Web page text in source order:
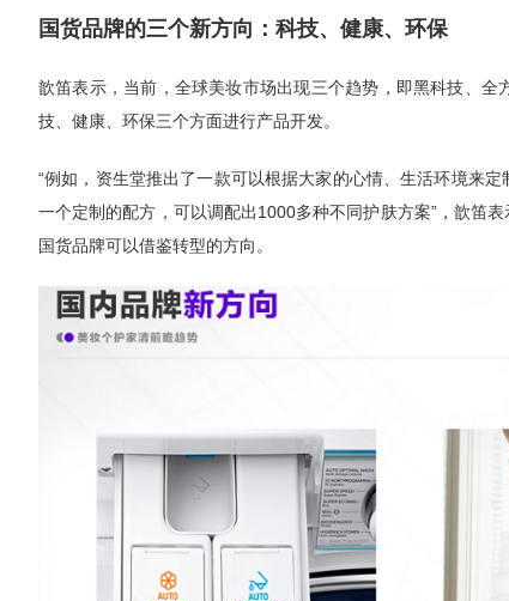
国货品牌的三个新方向：科技、健康、环保
歆笛表示，当前，全球美妆市场出现三个趋势，即黑科技、
技、健康、环保三个方面进行产品开发。
“例如，资生堂推出了一款可以根据大家的心情、生活环境来
一个定制的配方，可以调配出1000多种不同护肤方案”，歆笛
国货品牌可以借鉴转型的方向。